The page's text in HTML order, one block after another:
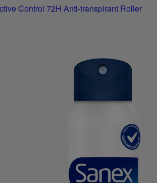
Control 72H Anti-transpirant Roller